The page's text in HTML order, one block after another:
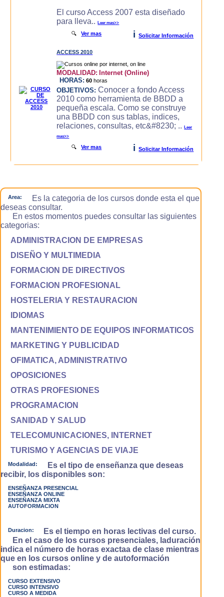
El curso Access 2007 esta diseñado
para lleva..Leer mas>>
🔍Ver mas i Solicitar Información
ACCESS 2010
MODALIDAD: Internet (Online)
HORAS: 60 horas
OBJETIVOS: Conocer a fondo Access
2010 como herramienta de BBDD a
pequeña escala. Como se construye
una BBDD con sus tablas, indices,
relaciones, consultas, etc&#8230; ..Leer
mas>>
🔍Ver mas i Solicitar Información
Area:
Es la categoria de los cursos donde esta el que
deseas consultar.
En estos momentos puedes consultar las siguientes
categorias:
ADMINISTRACION DE EMPRESAS
DISEÑO Y MULTIMEDIA
FORMACION DE DIRECTIVOS
FORMACION PROFESIONAL
HOSTELERIA Y RESTAURACION
IDIOMAS
MANTENIMIENTO DE EQUIPOS INFORMATICOS
MARKETING Y PUBLICIDAD
OFIMATICA, ADMINISTRATIVO
OPOSICIONES
OTRAS PROFESIONES
PROGRAMACION
SANIDAD Y SALUD
TELECOMUNICACIONES, INTERNET
TURISMO Y AGENCIAS DE VIAJE
Modalidad:
Es el tipo de enseñanza que deseas
recibir, los disponibles son:
ENSEÑANZA PRESENCIAL
ENSEÑANZA ONLINE
ENSEÑANZA MIXTA
AUTOFORMACION
Duracion:
Es el tiempo en horas lectivas del curso.
En el caso de los cursos presenciales, laduración
indica el número de horas exactaa de clase mientras
que en los cursos online y de autoformación
son estimadas:
CURSO EXTENSIVO
CURSO INTENSIVO
CURSO A MEDIDA